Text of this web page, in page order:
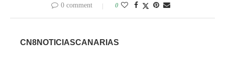
0 comment 0
CN8NOTICIASCANARIAS